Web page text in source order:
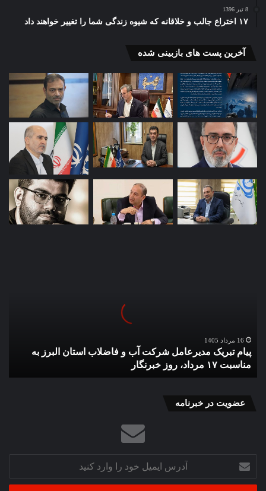
8 تیر 1396
۱۷ اختراع جالب و خلاقانه که شیوه زندگی شما را تغییر خواهند داد
آخرین پست های بازبینی شده
استان
البرز
مناسبت
مرداد،
16 مرداد 1405
پیام تبریک مدیرعامل شرکت آب و فاضلاب استان البرز به
مناسبت ۱۷ مرداد، روز خبرنگار
عضویت در خبرنامه
ایمیل
خود